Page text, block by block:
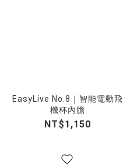
EasyLive No.8｜智能電動飛
機杯內膽
NT$1,150